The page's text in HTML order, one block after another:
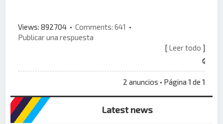
Views: 892704 •Comments: 641 •
Publicar una respuesta
[ Leer todo ]
2 anuncios • Página 1 de 1
Latest news